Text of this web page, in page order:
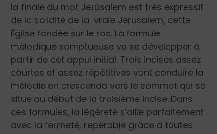
la finale du mot Jerúsalem est très expressif
de la solidité de la vraie Jérusalem, cette
Église fondée sur le roc. La formule
mélodique somptueuse va se développer à
partir de cet appui initial. Trois incises assez
courtes et assez répétitives vont conduire la
mélodie en crescendo vers le sommet qui se
situe au début de la troisième incise. Dans
ces formules, la légèreté s’allie parfaitement
avec la fermeté, repérable grâce à toutes